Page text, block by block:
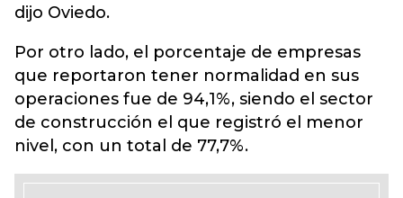
dijo Oviedo.
Por otro lado, el porcentaje de empresas
que reportaron tener normalidad en sus
operaciones fue de 94,1%, siendo el sector
de construcción el que registró el menor
nivel, con un total de 77,7%.